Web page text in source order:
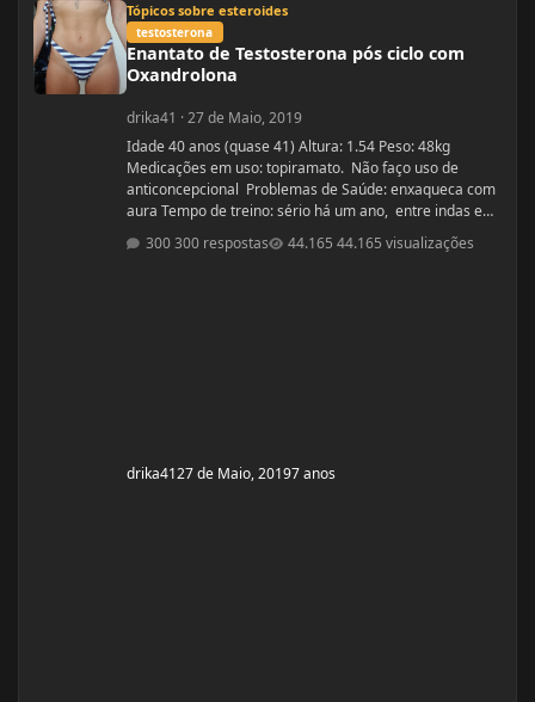
Tópicos sobre esteroides
testosterona
Enantato de Testosterona pós ciclo com
Oxandrolona
drika41 ·27 de Maio, 2019
Idade 40 anos (quase 41) Altura: 1.54 Peso: 48kg
Medicações em uso: topiramato. Não faço uso de
anticoncepcional Problemas de Saúde: enxaqueca com
aura Tempo de treino: sério há um ano, entre indas e
mg durante 8 semanas, após 10 mg até a 12° semana.
300 respostas 44.165 visualizações
drika4127 de Maio, 20197 anos